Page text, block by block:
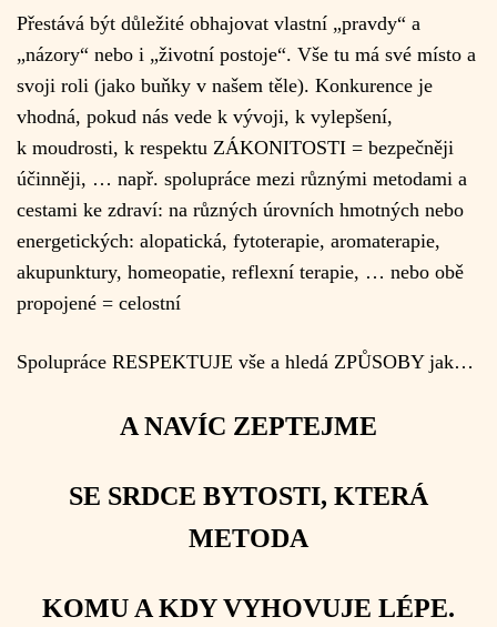
Přestává být důležité obhajovat vlastní „pravdy“ a
„názory“ nebo i „životní postoje“. Vše tu má své místo a
svoji roli (jako buňky v našem těle). Konkurence je
vhodná, pokud nás vede k vývoji, k vylepšení,
k moudrosti, k respektu ZÁKONITOSTI = bezpečněji
účinněji, … např. spolupráce mezi různými metodami a
cestami ke zdraví: na různých úrovních hmotných nebo
energetických: alopatická, fytoterapie, aromaterapie,
akupunktury, homeopatie, reflexní terapie, … nebo obě
propojené = celostní
Spolupráce RESPEKTUJE vše a hledá ZPŮSOBY jak…
A NAVÍC ZEPTEJME
SE SRDCE BYTOSTI, KTERÁ
METODA
KOMU A KDY VYHOVUJE LÉPE.